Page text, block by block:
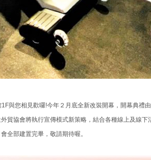
與您相見歡囉!今年２月底全新改裝開幕，開幕典禮
貿協會將執行宣傳模式新策略，結合各種線上及線
全部建置完畢，敬請期待喔。